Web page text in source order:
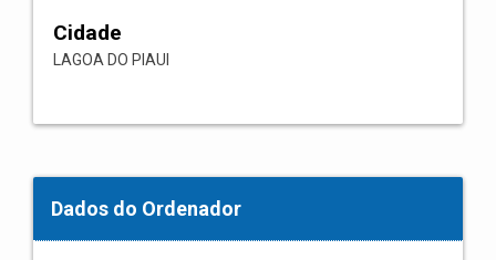
Cidade
LAGOA DO PIAUI
Dados do Ordenador